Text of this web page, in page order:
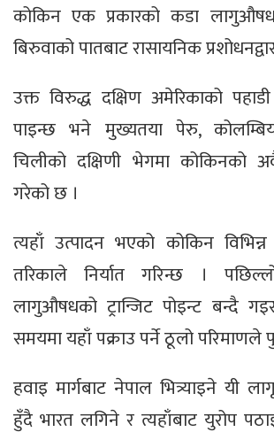
कोकिन एक प्रकारको कडा
बिरुवाको पातबाट रासायनिक
उक्त विरुद्ध दक्षिण अमेरिकाको
पाइन्छ भने मुख्यतया पेरु,
चिलीको दक्षिणी भेगमा कोकिनको
गरेको छ ।
त्यहाँ उत्पादन भएको कोकिन
तरिकाले निर्यात गरिन्छ ।
लागुऔषधको ट्रान्जिट पोइन्ट बन्दै
समयमा यहाँ पक्राउ पर्ने ठूलो परिमाणले
हवाइ मार्गबाट नेपाल भित्र्याइने यी
हुँदै भारत लगिने र त्यहाँबाट युरोप